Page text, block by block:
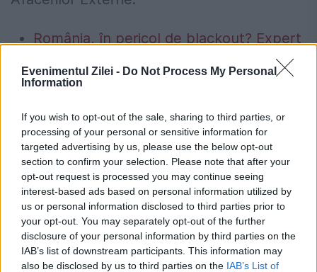
Evenimentul Zilei - Do Not Process My Personal
Information
If you wish to opt-out of the sale, sharing to third parties, or
processing of your personal or sensitive information for
targeted advertising by us, please use the below opt-out
section to confirm your selection. Please note that after your
opt-out request is processed you may continue seeing
interest-based ads based on personal information utilized by
us or personal information disclosed to third parties prior to
your opt-out. You may separately opt-out of the further
disclosure of your personal information by third parties on the
IAB’s list of downstream participants. This information may
also be disclosed by us to third parties on the IAB’s List of
România, în pericol de blackout? Expert
în energie: „Trebuie să accelerăm cât se
poate de repede acele investiții”
Cum verifici dacă ai datorii la Primărie?
Metoda prin care afli online dacă ai
restanțe la taxe și impozite
drone Ro alert tulcea ucraina